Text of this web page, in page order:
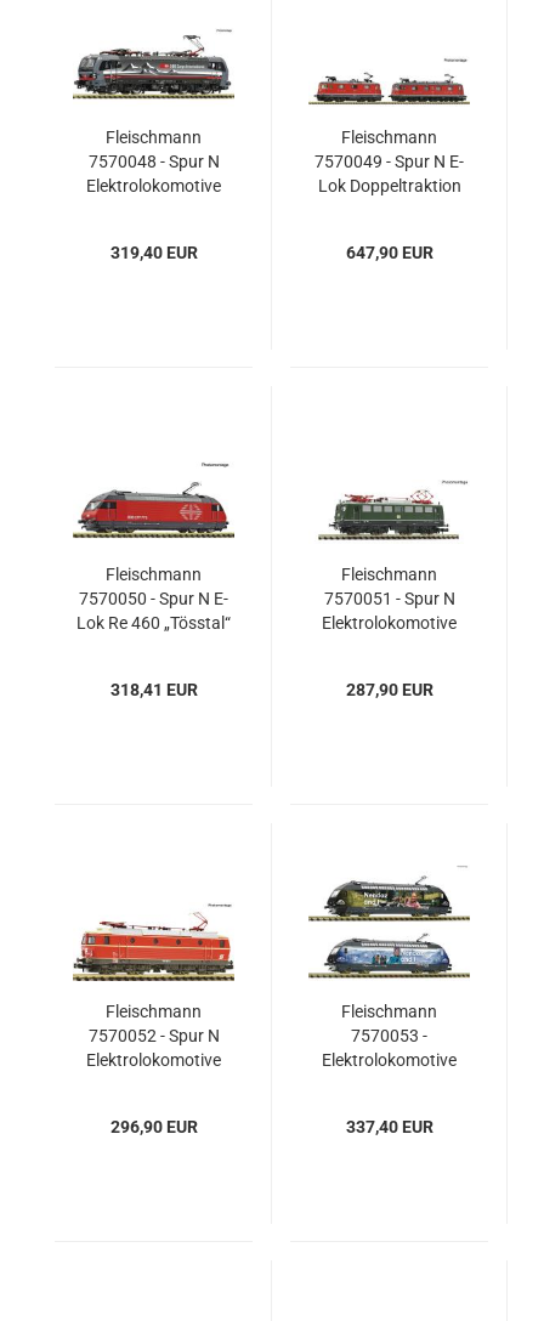
Fleischmann
7570048 - Spur N
Elektrolokomotive
319,40 EUR
Fleischmann
7570049 - Spur N E-
Lok Doppeltraktion
647,90 EUR
Fleischmann
7570050 - Spur N E-
Lok Re 460 „Tösstal“
318,41 EUR
Fleischmann
7570051 - Spur N
Elektrolokomotive
287,90 EUR
Fleischmann
7570052 - Spur N
Elektrolokomotive
296,90 EUR
Fleischmann
7570053 -
Elektrolokomotive
337,40 EUR